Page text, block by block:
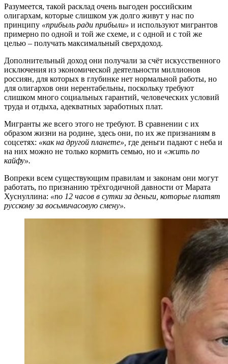
Разумеется, такой расклад очень выгоден российским
олигархам, которые слишком уж долго живут у нас по
принципу «прибыль ради прибыли» и используют мигрантов
примерно по одной и той же схеме, и с одной и с той же
целью – получать максимальный сверхдоход.
Дополнительный доход они получали за счёт искусственного
исключения из экономической деятельности миллионов
россиян, для которых в глубинке нет нормальной работы, но
для олигархов они нерентабельны, поскольку требуют
слишком много социальных гарантий, человеческих условий
труда и отдыха, адекватных заработных плат.
Мигранты же всего этого не требуют. В сравнении с их
образом жизни на родине, здесь они, по их же признаниям в
соцсетях: «как на другой планете», где деньги падают с неба и
на них можно не только кормить семью, но и «жить по
кайфу».
Вопреки всем существующим правилам и законам они могут
работать, по признанию трёхгодичной давности от Марата
Хуснуллина: «по 12 часов в сутки за деньги, которые платят
русскому за восьмичасовую смену».